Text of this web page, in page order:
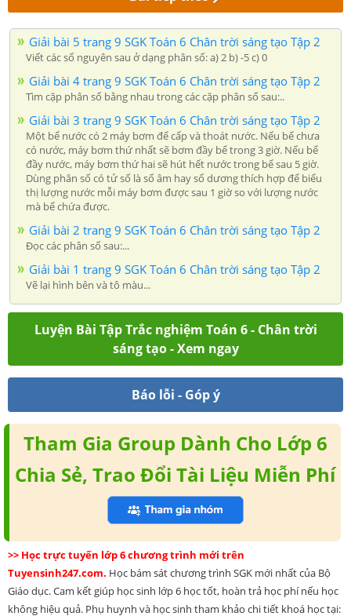
Giải bài 5 trang 9 SGK Toán 6 Chân trời sáng tạo Tập 2
Viết các số nguyên sau ở dạng phân số: a) 2 b) -5 c) 0
Giải bài 4 trang 9 SGK Toán 6 Chân trời sáng tạo Tập 2
Tìm cặp phân số bằng nhau trong các cặp phân số sau:..
Giải bài 3 trang 9 SGK Toán 6 Chân trời sáng tạo Tập 2
Một bể nước có 2 máy bơm để cấp và thoát nước. Nếu bể chưa
có nước, máy bơm thứ nhất sẽ bơm đầy bể trong 3 giờ. Nếu bể
đầy nước, máy bơm thứ hai sẽ hút hết nước trong bể sau 5 giờ.
Dùng phân số có tử số là số âm hay số dương thích hợp để biểu
thị lượng nước mỗi máy bơm được sau 1 giờ so với lượng nước
mà bể chứa được.
Giải bài 2 trang 9 SGK Toán 6 Chân trời sáng tạo Tập 2
Đọc các phân số sau:...
Giải bài 1 trang 9 SGK Toán 6 Chân trời sáng tạo Tập 2
Vẽ lại hình bên và tô màu...
Luyện Bài Tập Trắc nghiệm Toán 6 - Chân trời
sáng tạo - Xem ngay
Báo lỗi - Góp ý
Tham Gia Group Dành Cho Lớp 6
Chia Sẻ, Trao Đổi Tài Liệu Miễn Phí
>> Học trực tuyến lớp 6 chương trình mới trên
Tuyensinh247.com. Học bám sát chương trình SGK mới nhất của Bộ
Giáo dục. Cam kết giúp học sinh lớp 6 học tốt, hoàn trả học phí nếu học
không hiệu quả. Phụ huynh và học sinh tham khảo chi tiết khoá học tại: